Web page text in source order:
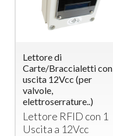
Lettore di
Carte/Braccialetti con
uscita 12Vcc (per
valvole,
elettroserrature..)
Lettore RFID con 1
Uscita a 12Vcc